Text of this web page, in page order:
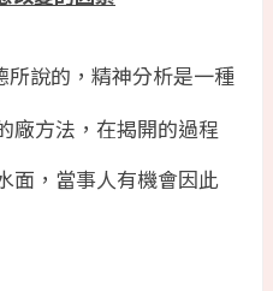
說的，精神分析是一種
廠方法，在揭開的過程
面，當事人有機會因此